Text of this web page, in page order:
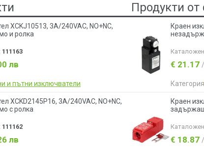
XCKJ10513, 3A/240VAC, NO+NC,
и ролка
111163
лв
и пътни изключватели
XCKD2145P16, 3A/240VAC, NO+NC,
с ролка
111162
лв
Продукти от
Краен
€ 21.17 /
Краен
€ 18.87 /